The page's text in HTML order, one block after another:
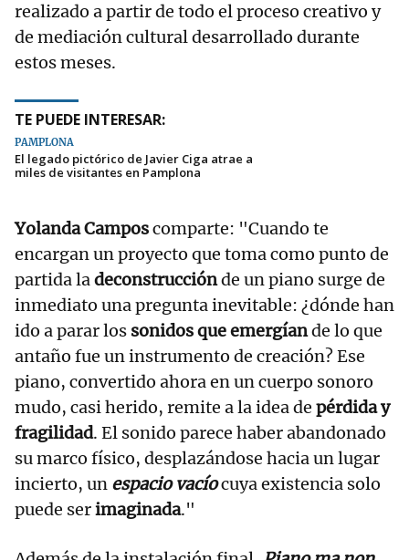
realizado a partir de todo el proceso creativo y
de mediación cultural desarrollado durante
estos meses.
TE PUEDE INTERESAR:
PAMPLONA
El legado pictórico de Javier Ciga atrae a
miles de visitantes en Pamplona
Yolanda Camposcomparte: "Cuando te
encargan un proyecto que toma como punto de
partida ladeconstrucciónde un piano surge de
inmediato una pregunta inevitable: ¿dónde han
ido a parar los sonidos que emergíande lo que
antaño fue un instrumento de creación? Ese
piano, convertido ahora en un cuerpo sonoro
mudo, casi herido, remite a la idea de pérdida y
fragilidad. El sonido parece haber abandonado
su marco físico, desplazándose hacia un lugar
incierto, un espacio vacíocuya existencia solo
puede serimaginada."